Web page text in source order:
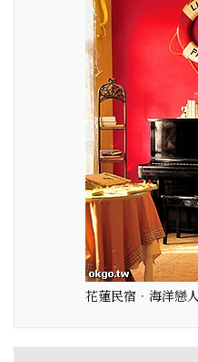
花蓮民宿．海洋戀